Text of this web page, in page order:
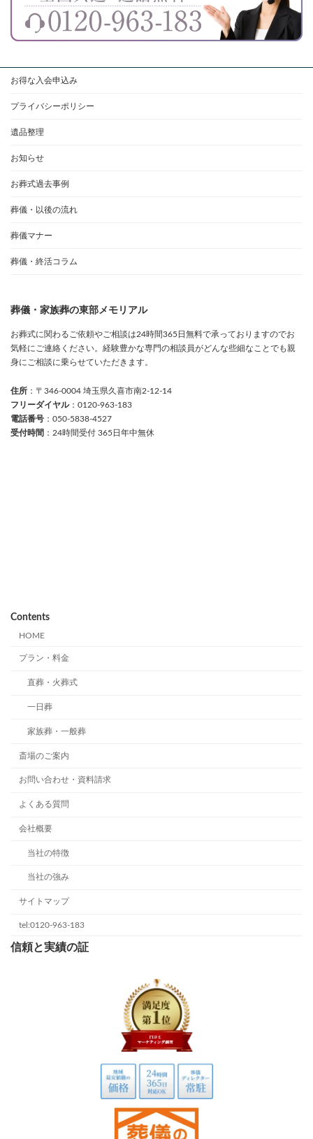
お得な入会申込み
プライバシーポリシー
遺品整理
お知らせ
お葬式過去事例
葬儀・以後の流れ
葬儀マナー
葬儀・終活コラム
葬儀・家族葬の東部メモリアル
お葬式に関わるご依頼やご相談は24時間365日無料で承っておりますのでお
気軽にご連絡ください。経験豊かな専門の相談員がどんな些細なことでも親
身にご相談に乗らせていただきます。
住所 ：〒346-0004 埼玉県久喜市南2-12-14
フリーダイヤル：0120-963-183
電話番号 ：050-5838-4527
受付時間 ：24時間受付 365日年中無休
Contents
HOME
プラン・料金
直葬・火葬式
一日葬
家族葬・一般葬
斎場のご案内
お問い合わせ・資料請求
よくある質問
会社概要
当社の特徴
当社の強み
サイトマップ
tel:0120-963-183
信頼と実績の証